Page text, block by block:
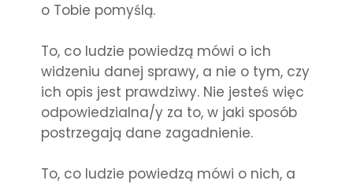
o Tobie pomyślą.
To, co ludzie powiedzą mówi o ich
widzeniu danej sprawy, a nie o tym, czy
ich opis jest prawdziwy. Nie jesteś więc
odpowiedzialna/y za to, w jaki sposób
postrzegają dane zagadnienie.
To, co ludzie powiedzą mówi o nich, a